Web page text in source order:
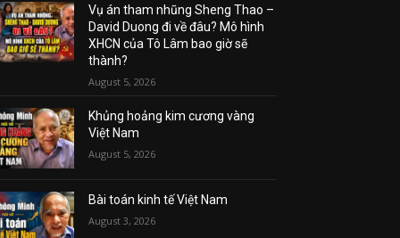
Vụ án tham nhũng Sheng Thao –
David Duong đi về đâu? Mô hình
XHCN của Tô Lâm bao giờ sẽ
thành?
August 5, 2026
Khủng hoảng kim cương vàng
Việt Nam
August 5, 2026
Bài toán kinh tế Việt Nam
August 3, 2026